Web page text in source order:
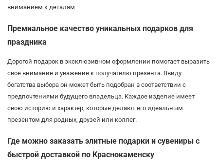
вниманием к деталям
Премиальное качество уникальных подарков для
праздника
Дорогой подарок в эксклюзивном оформлении помогает выразить
свое внимание и уважение к получателю презента. Ввиду
богатства выбора он может быть подобран в соответствии с
предпочтениями будущего владельца. Каждое изделие имеет
свою историю и характер, которые делают его идеальным
презентом для родных, друзей или коллег.
Где можно заказать элитные подарки и сувениры с
быстрой доставкой по Краснокаменску